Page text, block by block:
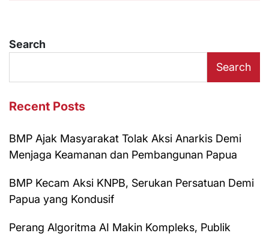
Search
Search
Recent Posts
BMP Ajak Masyarakat Tolak Aksi Anarkis Demi
Menjaga Keamanan dan Pembangunan Papua
BMP Kecam Aksi KNPB, Serukan Persatuan Demi
Papua yang Kondusif
Perang Algoritma AI Makin Kompleks, Publik